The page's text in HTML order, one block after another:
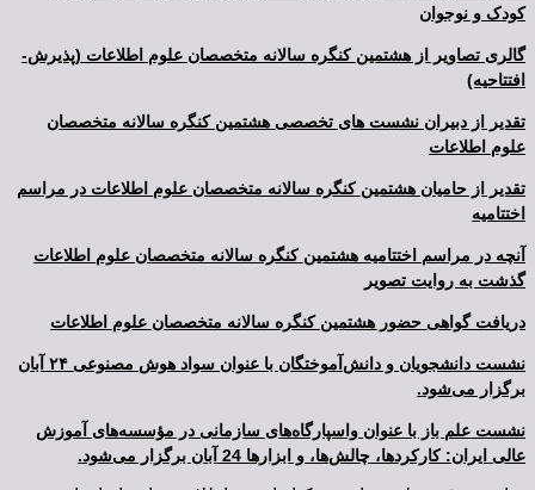
کودک و نوجوان
گالری تصاویر از هشتمین کنگره سالانه متخصصان علوم اطلاعات (پذیرش-
افتتاحیه)
تقدیر از دبیران نشست های تخصصی هشتمین کنگره سالانه متخصصان
علوم اطلاعات
تقدیر از حامیان هشتمین کنگره سالانه متخصصان علوم اطلاعات در مراسم
اختتامیه
آنچه در مراسم اختتامیه هشتمین کنگره سالانه متخصصان علوم اطلاعات
گذشت به روایت تصویر
دریافت گواهی حضور هشتمین کنگره سالانه متخصصان علوم اطلاعات
نشست دانشجویان و دانش‌آموختگان با عنوان سواد هوش مصنوعی ۲۴ آبان
برگزار می‌شود.
نشست علم باز با عنوان واسپارگاه‌های سازمانی در مؤسسه‌های آموزش
عالی ایران: کارکردها، چالش‌ها، و ابزارها 24 آبان برگزار می‌شود.